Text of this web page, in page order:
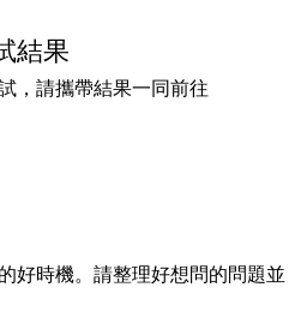
結果
，請攜帶結果一同前往
好時機。請整理好想問的問題並